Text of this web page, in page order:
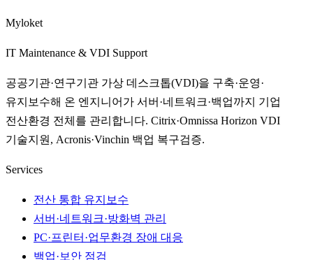
Myloket
IT Maintenance & VDI Support
공공기관·연구기관 가상 데스크톱(VDI)을 구축·운영·
유지보수해 온 엔지니어가 서버·네트워크·백업까지 기업
전산환경 전체를 관리합니다. Citrix·Omnissa Horizon VDI
기술지원, Acronis·Vinchin 백업 복구검증.
Services
전산 통합 유지보수
서버·네트워크·방화벽 관리
PC·프린터·업무환경 장애 대응
백업·보안 점검